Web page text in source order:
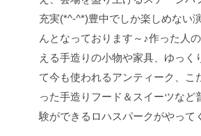
充実(*^-^*)豊中でしか楽しめない
んとなっております～♪作った人
える手造りの小物や家具、 ゆっく
て今も使われるアンティーク、
こ
った手造りフード＆スイーツなど
験ができる ロハスパークがやって